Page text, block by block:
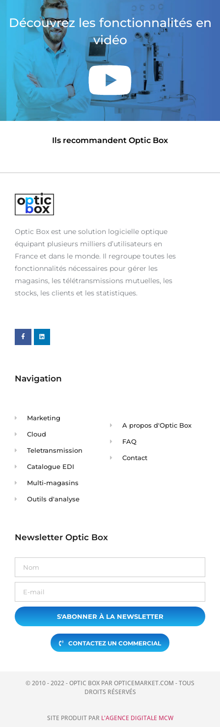
Découvrez les fonctionnalités en
vidéo
Ils recommandent Optic Box
Optic Box est une solution logicielle optique
équipant plusieurs milliers d’utilisateurs en
France et dans le monde. Il regroupe toutes les
fonctionnalités nécessaires pour gérer les
magasins, les télétransmissions mutuelles, les
stocks, les clients et les statistiques.
Navigation
Marketing
Cloud
Teletransmission
Catalogue EDI
Multi-magasins
Outils d'analyse
A propos d'Optic Box
FAQ
Contact
Newsletter Optic Box
S'ABONNER À LA NEWSLETTER
CONTACTEZ UN COMMERCIAL
© 2010 - 2022 - OPTIC BOX PAR OPTICEMARKET.COM - TOUS
DROITS RÉSERVÉS
SITE PRODUIT PAR L'AGENCE DIGITALE MCW